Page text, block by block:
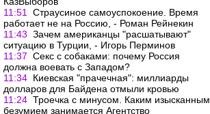
11:51
Страусиное самоуспокоение. Время
работает не на Россию, - Роман Рейнекин
11:43 Зачем американцы "расшатывают"
ситуацию в Турции, - Игорь Перминов
11:37 Секс с собаками: почему Россия
должна воевать с Западом?
11:34 Киевская "прачечная": миллиарды
долларов для Байдена отмыли кровью
11:24 Троечка с минусом. Каким изысканным
безумием занимается Агентство